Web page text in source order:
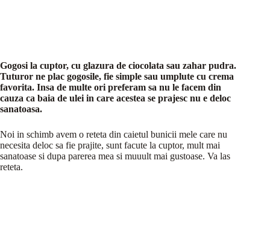
Gogosi la cuptor, cu glazura de ciocolata sau zahar pudra.
Tuturor ne plac gogosile, fie simple sau umplute cu crema
favorita. Insa de multe ori preferam sa nu le facem din
cauza ca baia de ulei in care acestea se prajesc nu e deloc
sanatoasa.
Noi in schimb avem o reteta din caietul bunicii mele care nu
necesita deloc sa fie prajite, sunt facute la cuptor, mult mai
sanatoase si dupa parerea mea si muuult mai gustoase. Va las
reteta.